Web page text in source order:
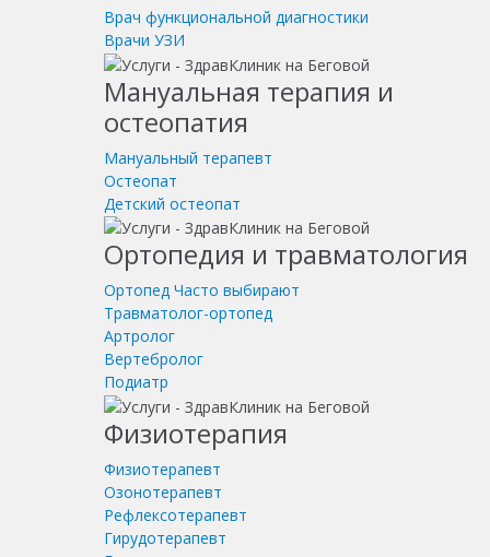
Врач функциональной диагностики
Врачи УЗИ
Мануальная терапия и
остеопатия
Мануальный терапевт
Остеопат
Детский остеопат
Ортопедия и травматология
Ортопед Часто выбирают
Травматолог-ортопед
Артролог
Вертебролог
Подиатр
Физиотерапия
Физиотерапевт
Озонотерапевт
Рефлексотерапевт
Гирудотерапевт